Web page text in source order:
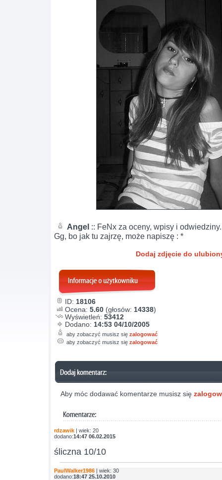
Angel :: FeNx za oceny, wpisy i
Gg, bo jak tu zajrzę, może napiszę : *
Dodaj zdjęcie do
ID: 18106
Ocena: 5.60 (głosów: 14338)
Wyświetleń: 53412
Dodano: 14:53 04/10/2005
aby zobaczyć musisz się zalogować
aby zobaczyć musisz się zalogować
Aby móc dodawać komentarze musisz się
rdzawik | wiek: 20
dodano:14:47 06.02.2015
śliczna 10/10
PaulWalker1986 | wiek: 30
dodano:18:47 25.10.2010